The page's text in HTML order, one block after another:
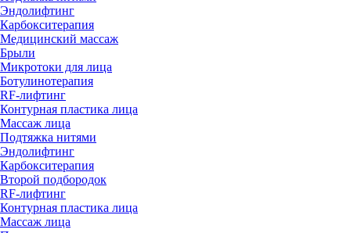
Эндолифтинг
Карбокситерапия
Медицинский массаж
Брыли
Микротоки для лица
Ботулинотерапия
RF-лифтинг
Контурная пластика лица
Массаж лица
Подтяжка нитями
Эндолифтинг
Карбокситерапия
Второй подбородок
RF-лифтинг
Контурная пластика лица
Массаж лица